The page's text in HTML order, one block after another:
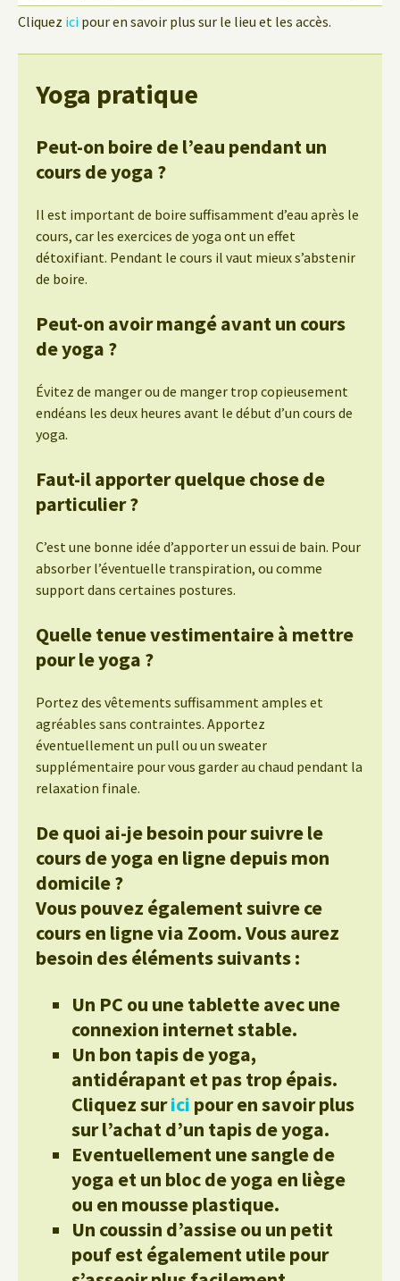
Cliquez ici pour en savoir plus sur le lieu et les accès.
Yoga pratique
Peut-on boire de l’eau pendant un
cours de yoga ?
Il est important de boire suffisamment d’eau après le
cours, car les exercices de yoga ont un effet
détoxifiant. Pendant le cours il vaut mieux s’abstenir
de boire.
Peut-on avoir mangé avant un cours
de yoga ?
Évitez de manger ou de manger trop copieusement
endéans les deux heures avant le début d’un cours de
yoga.
Faut-il apporter quelque chose de
particulier ?
C’est une bonne idée d’apporter un essui de bain. Pour
absorber l’éventuelle transpiration, ou comme
support dans certaines postures.
Quelle tenue vestimentaire à mettre
pour le yoga ?
Portez des vêtements suffisamment amples et
agréables sans contraintes. Apportez
éventuellement un pull ou un sweater
supplémentaire pour vous garder au chaud pendant la
relaxation finale.
De quoi ai-je besoin pour suivre le
cours de yoga en ligne depuis mon
domicile ?
Vous pouvez également suivre ce
cours en ligne via Zoom. Vous aurez
besoin des éléments suivants :
Un PC ou une tablette avec une
connexion internet stable.
Un bon tapis de yoga,
antidérapant et pas trop épais.
Cliquez surici pour en savoir plus
sur l’achat d’un tapis de yoga.
Eventuellement une sangle de
yoga et un bloc de yoga en liège
ou en mousse plastique.
Un coussin d’assise ou un petit
pouf est également utile pour